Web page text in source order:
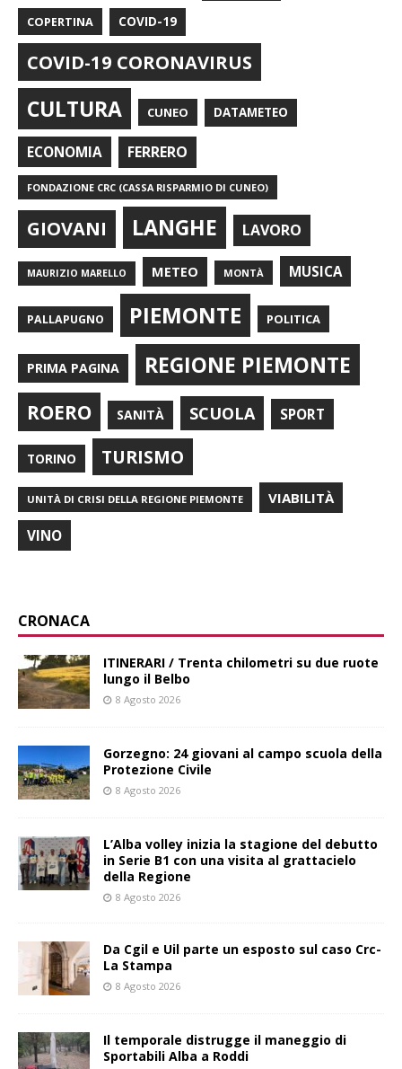
COPERTINA COVID-19
COVID-19 CORONAVIRUS
CULTURA CUNEO DATAMETEO
ECONOMIA FERRERO
FONDAZIONE CRC (CASSA RISPARMIO DI CUNEO)
GIOVANI LANGHE LAVORO
MAURIZIO MARELLO METEO MONTÀ MUSICA
PALLAPUGNO PIEMONTE POLITICA
PRIMA PAGINA REGIONE PIEMONTE
ROERO SANITÀ SCUOLA SPORT
TORINO TURISMO
UNITÀ DI CRISI DELLA REGIONE PIEMONTE VIABILITÀ
VINO
CRONACA
ITINERARI / Trenta chilometri su due ruote
lungo il Belbo
8 Agosto 2026
Gorzegno: 24 giovani al campo scuola della
Protezione Civile
8 Agosto 2026
L’Alba volley inizia la stagione del debutto
in Serie B1 con una visita al grattacielo
della Regione
8 Agosto 2026
Da Cgil e Uil parte un esposto sul caso Crc-
La Stampa
8 Agosto 2026
Il temporale distrugge il maneggio di
Sportabili Alba a Roddi